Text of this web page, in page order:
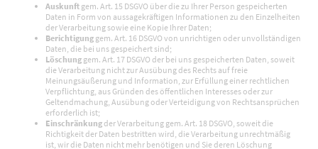
Auskunft gem. Art. 15 DSGVO über die zu Ihrer Person gespeicherten
Daten in Form von aussagekräftigen Informationen zu den Einzelheiten
der Verarbeitung sowie eine Kopie Ihrer Daten;
Berichtigung gem. Art. 16 DSGVO von unrichtigen oder unvollständigen
Daten, die bei uns gespeichert sind;
Löschung gem. Art. 17 DSGVO der bei uns gespeicherten Daten, soweit
die Verarbeitung nicht zur Ausübung des Rechts auf freie
Meinungsäußerung und Information, zur Erfüllung einer rechtlichen
Verpflichtung, aus Gründen des öffentlichen Interesses oder zur
Geltendmachung, Ausübung oder Verteidigung von Rechtsansprüchen
erforderlich ist;
Einschränkungder Verarbeitung gem. Art. 18 DSGVO, soweit die
Richtigkeit der Daten bestritten wird, die Verarbeitung unrechtmäßig
ist, wir die Daten nicht mehr benötigen und Sie deren Löschung